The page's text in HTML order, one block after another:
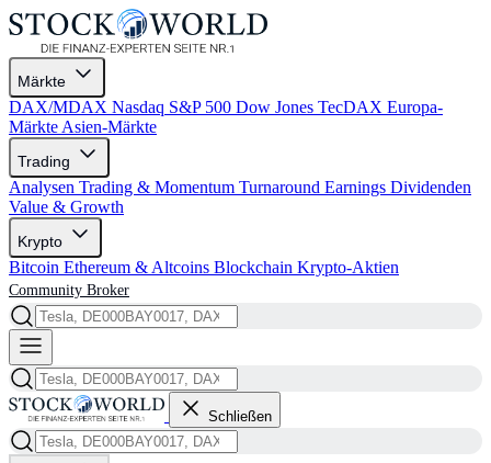
Märkte
DAX/MDAX Nasdaq S&P 500 Dow Jones TecDAX Europa-
Märkte Asien-Märkte
Trading
Analysen Trading & Momentum Turnaround Earnings Dividenden
Value & Growth
Krypto
Bitcoin Ethereum & Altcoins Blockchain Krypto-Aktien
Community Broker
Schließen